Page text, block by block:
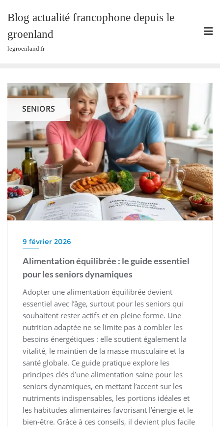
content
Blog actualité francophone depuis le
groenland
legroenland.fr
SENIORS
9 février 2026
Alimentation équilibrée : le guide essentiel
pour les seniors dynamiques
Adopter une alimentation équilibrée devient
essentiel avec l’âge, surtout pour les seniors qui
souhaitent rester actifs et en pleine forme. Une
nutrition adaptée ne se limite pas à combler les
besoins énergétiques : elle soutient également la
vitalité, le maintien de la masse musculaire et la
santé globale. Ce guide pratique explore les
principes clés d’une alimentation saine pour les
seniors dynamiques, en mettant l’accent sur les
nutriments indispensables, les portions idéales et
les habitudes alimentaires favorisant l’énergie et le
bien-être. Grâce à ces conseils, il devient plus facile